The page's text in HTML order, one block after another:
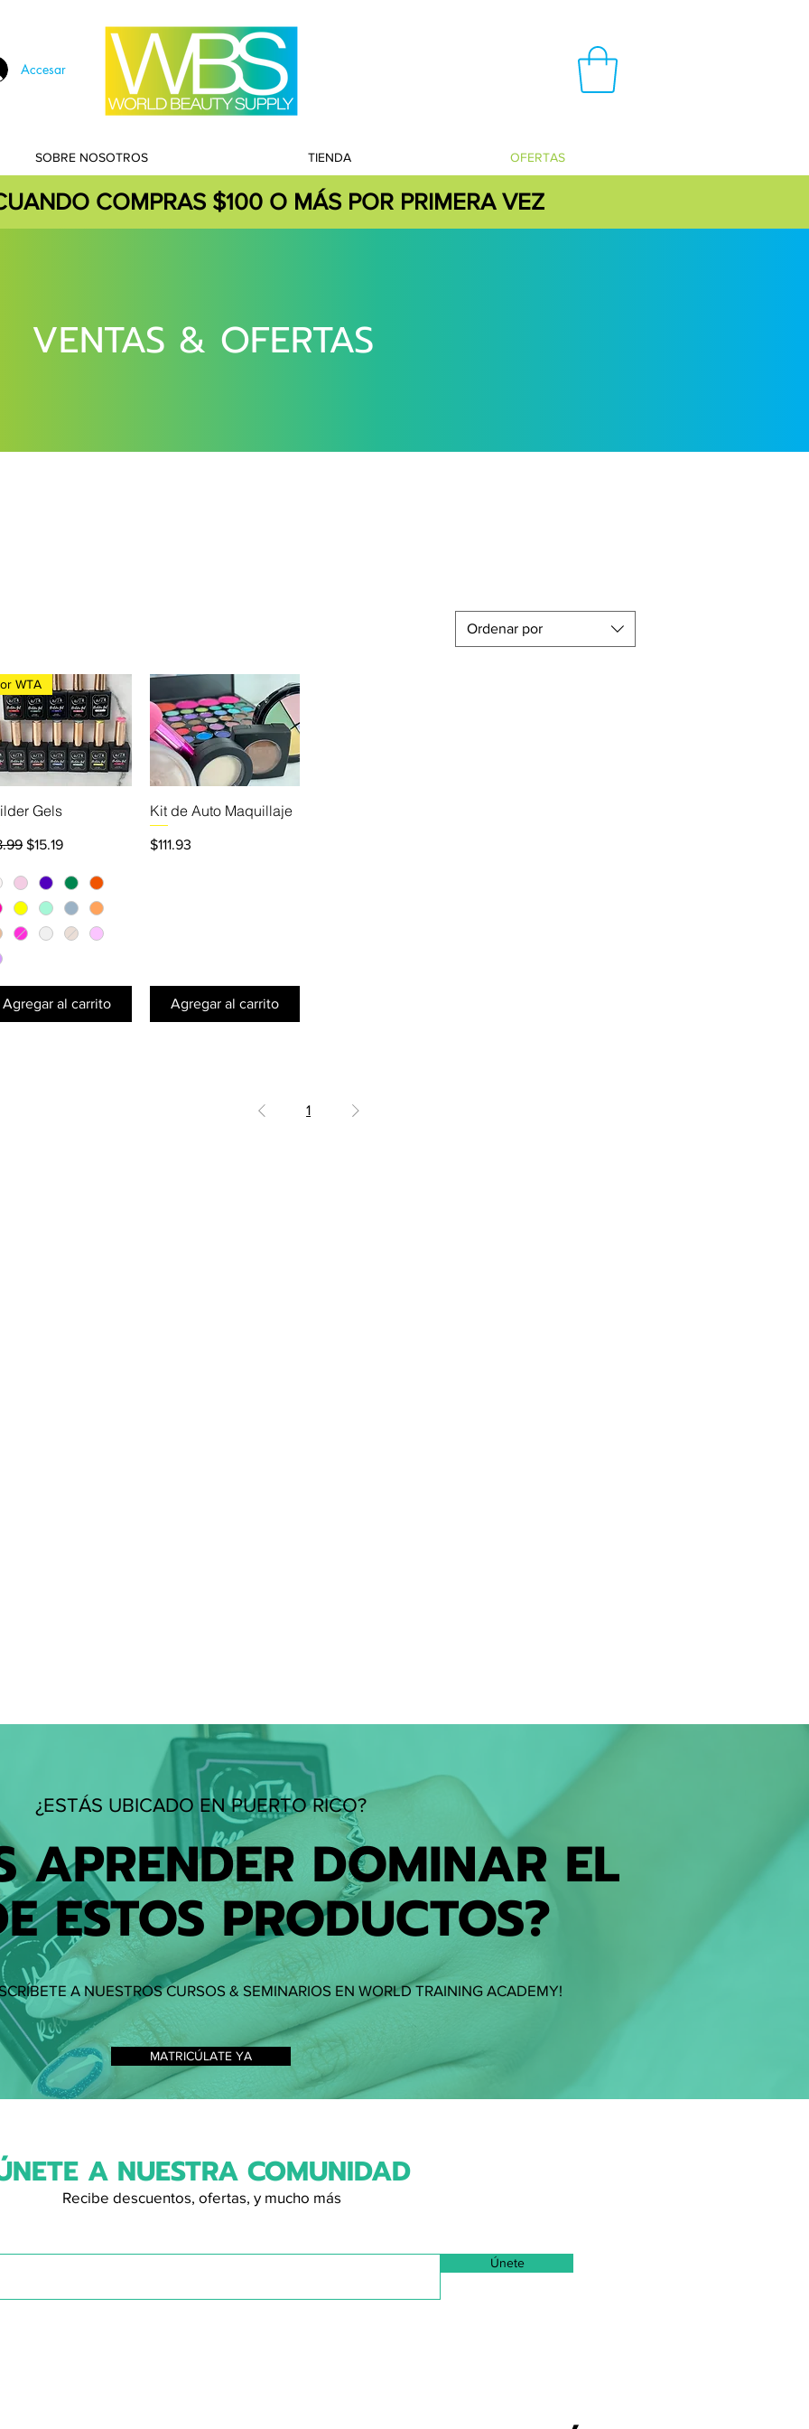
Accesar
SOBRE NOSOTROS TIENDA OFERTAS
COMPRAS $100 O MÁS POR PRIMERA VEZ
VENTAS & OFERTAS
Ordenar por
WTA
Gels
Precio de oferta
$15.19
Agregar al carrito
Kit de Auto Maquillaje
Precio
$111.93
Agregar al carrito
1
¿ESTÁS UBICADO EN PUERTO RICO?
APRENDER DOMINAR EL
ESTOS PRODUCTOS?
A NUESTROS CURSOS & SEMINARIOS EN WORLD TRAINING ACADEMY!
MATRICÚLATE YA
A NUESTRA COMUNIDAD
Recibe descuentos, ofertas, y mucho más
Únete